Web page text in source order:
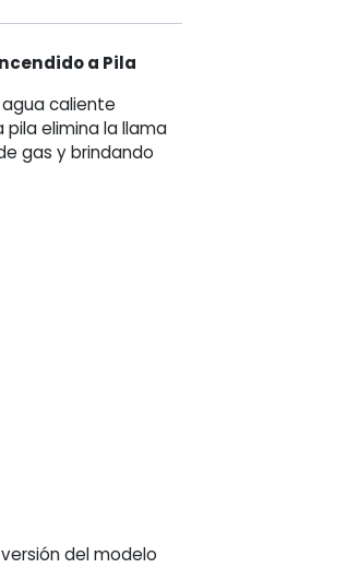
a Pila
caliente
elimina la llama
gas y brindando
del modelo